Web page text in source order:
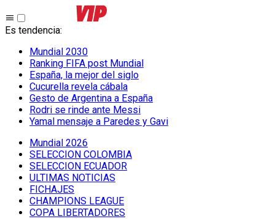
Es tendencia:
Mundial 2030
Ranking FIFA post Mundial
España, la mejor del siglo
Cucurella revela cábala
Gesto de Argentina a España
Rodri se rinde ante Messi
Yamal mensaje a Paredes y Gavi
Mundial 2026
SELECCION COLOMBIA
SELECCION ECUADOR
ULTIMAS NOTICIAS
FICHAJES
CHAMPIONS LEAGUE
COPA LIBERTADORES